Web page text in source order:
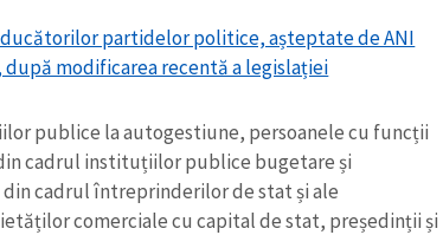
partidelor politice, așteptate de ANI
modificarea recentă a legislației
publice la autogestiune, persoanele cu funcții
cadrul instituțiilor publice bugetare și
cadrul întreprinderilor de stat și ale
comerciale cu capital de stat, președinții și
+ Mesajul știrei